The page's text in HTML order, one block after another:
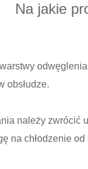
Na jakie
obsłudze.
należy zwrócić
na chłodzenie